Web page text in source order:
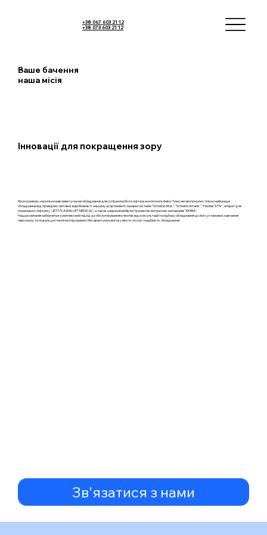
+38 067 603 21 12
+38 073 603 21 12
Ваше бачення
наша місія
Інновації для покращення зору
Ми розуміємо, наскільки важливе сучасне обладнання для успішної роботи офтальмологічної клініки. Тому ми пропонуємо тільки найкраще
обладнання від провідних світових виробників. У нашому асортименті: лазерні системи "Schwind Atos", "Schwind Amaris", "Navilas 577s", апарат для
плазмового ліфтингу "JETT PLASMA LIFT MEDICAL", а також широкий вибір інструментів і витратних матеріалів "MORIA".
Наша компанія забезпечує комплексний підхід до обслуговування клієнтів: від консультації та підбору обладнання до його установки, навчання
персоналу та подальшої технічної підтримки. Ми гарантуємо високу якість послуг і надійність обладнання.
Зв'язатися з нами